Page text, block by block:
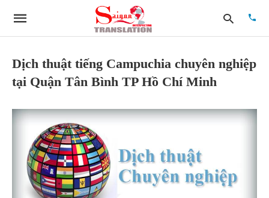
Dịch thuật tiếng Campuchia chuyên nghiệp
tại Quận Tân Bình TP Hồ Chí Minh